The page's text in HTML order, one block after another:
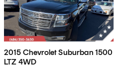
2015 Chevrolet Suburban 1500
LTZ 4WD